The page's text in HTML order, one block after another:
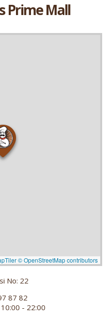
Prime Mall
© OpenStreetMap contributors
No: 22
87 82
- 22:00